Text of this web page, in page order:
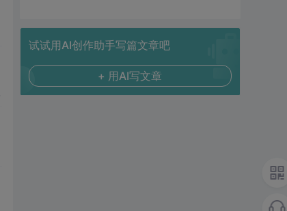
试试用AI创作助手写篇文章吧
+ 用AI写文章